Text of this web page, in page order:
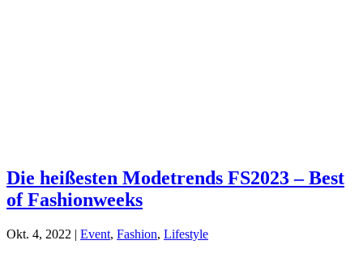
Die heißesten Modetrends FS2023 – Best
of Fashionweeks
Okt. 4, 2022 | Event, Fashion, Lifestyle